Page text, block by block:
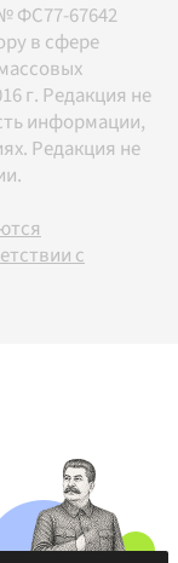
ФС77-67642
в сфере
г. Редакция не
информации,
Редакция не
с